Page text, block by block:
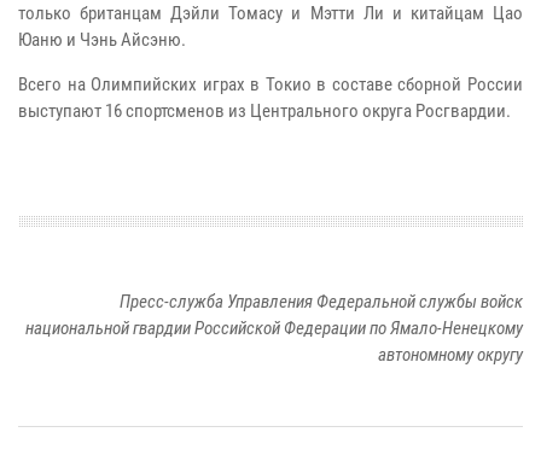
только британцам Дэйли Томасу и Мэтти Ли и китайцам Цао
Юаню и Чэнь Айсэню.
Всего на Олимпийских играх в Токио в составе сборной России
выступают 16 спортсменов из Центрального округа Росгвардии.
Пресс-служба Управления Федеральной службы войск
национальной гвардии Российской Федерации по Ямало-Ненецкому
автономному округу